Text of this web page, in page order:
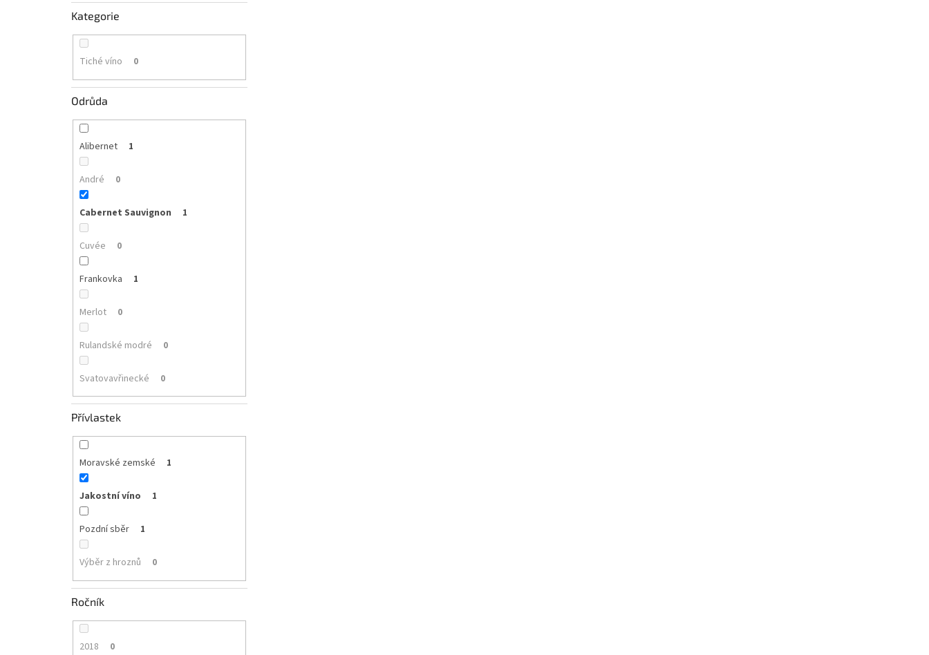
Kategorie
Tiché víno 0
Odrůda
Alibernet 1
André 0
Cabernet Sauvignon 1
Cuvée 0
Frankovka 1
Merlot 0
Rulandské modré 0
Svatovavřinecké 0
Přívlastek
Moravské zemské 1
Jakostní víno 1
Pozdní sběr 1
Výběr z hroznů 0
Ročník
2018 0